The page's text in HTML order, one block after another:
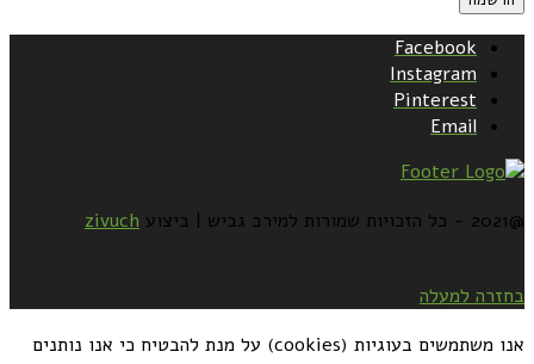
Facebook
Instagram
Pinterest
Email
@2021 - כל הזכויות שמורות למירב גביש | ביצוע zivuch
בחזרה למעלה
אנו משתמשים בעוגיות (cookies) על מנת להבטיח כי אנו נותנים